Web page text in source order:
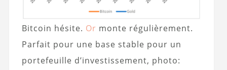
Bitcoin hésite. Or monte régulièrement.
Parfait pour une base stable pour un
portefeuille d’investissement, photo: